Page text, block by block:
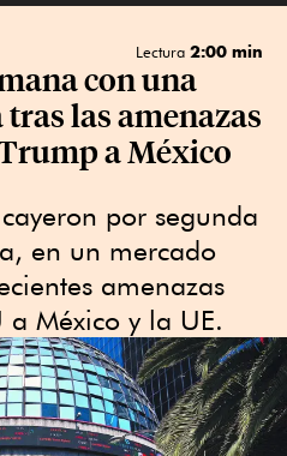
Lectura 2:00 min
con una
las amenazas
a México
por segunda
en un mercado
amenazas
a México y la UE.